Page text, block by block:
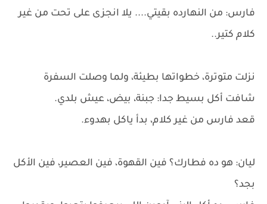
فارس: من النهارده بقيتي.... يلا انجزى على تحت من غير
كلام كتير..
نزلت متوترة، خطواتها بطيئة، ولما وصلت السفرة
شافت أكل بسيط جدا: جبنة، بيض، عيش بلدي.
قعد فارس من غير كلام، بدأ ياكل بهدوء.
ليان: هو ده فطارك؟ فين القهوة، فين العصير، فين الأكل
بجد؟